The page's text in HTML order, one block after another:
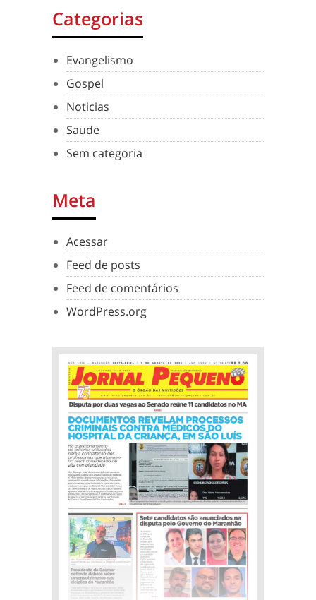
Categorias
Evangelismo
Gospel
Noticias
Saude
Sem categoria
Meta
Acessar
Feed de posts
Feed de comentários
WordPress.org